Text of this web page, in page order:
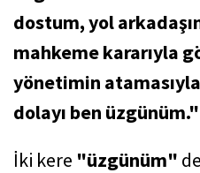
dostum, yol
mahkeme kararıyla
yönetimin
dolayı ben üzgünüm."
İki kere "üzgünüm"